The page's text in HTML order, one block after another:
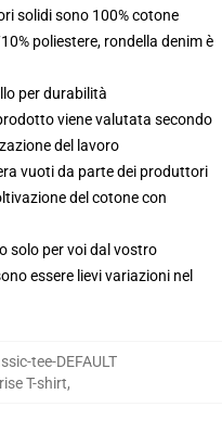
solidi sono 100% cotone
poliestere, rondella denim è
per durabilità
viene valutata secondo
del lavoro
vuoti da parte dei produttori
del cotone con
solo per voi dal vostro
essere lievi variazioni nel
tee-DEFAULT
T-shirt,